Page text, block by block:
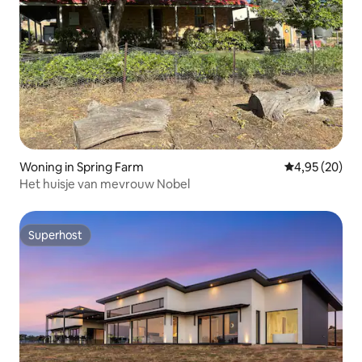
Woning in Spring Farm Gemiddelde
4,95 (20)
Het huisje van mevrouw Nobel
Superhost
Superhost